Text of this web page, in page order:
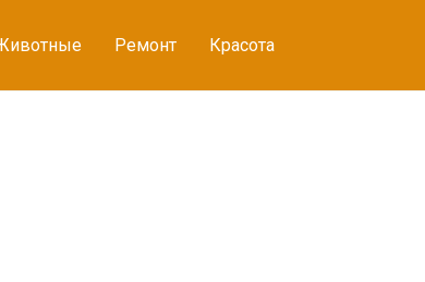
Ремонт Красота